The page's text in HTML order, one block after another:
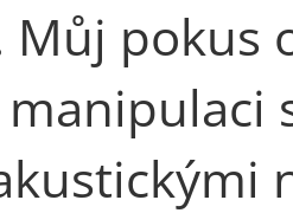
Můj pokus
manipulaci